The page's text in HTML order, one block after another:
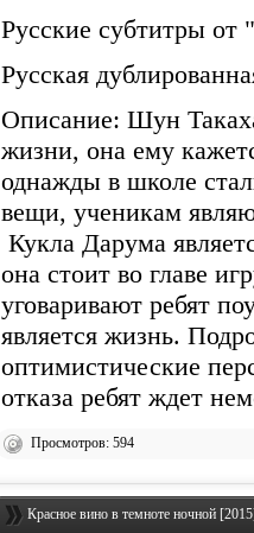
Русские субтитры
Русская
Описание: Шун
жизни, она ему
однажды в школе
вещи, ученикам
Кукла Дарума
она стоит во главе
уговаривают ребят
является жизнь.
оптимистические
отказа ребят ждет
Просмотров: 594
Красное вино в темноте ночной